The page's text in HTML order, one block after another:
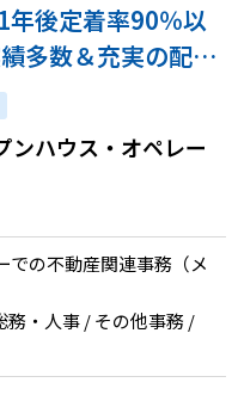
年後定着率90％以
多数＆充実の配
籍していることを
に作る仲間を募集
ンハウス・オペレー
での不動産関連事務（メ
務・人事 / その他事務 /